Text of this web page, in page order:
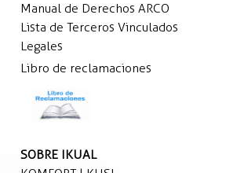
Manual de Derechos ARCO
Lista de Terceros Vinculados
Legales
Libro de reclamaciones
SOBRE IKUAL